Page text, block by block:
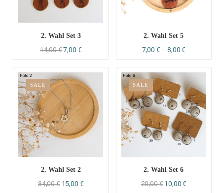
2. Wahl Set 3
14,00€7,00 €
2. Wahl Set 5
7,00 €–8,00€
SALE
2. Wahl Set 2
34,00€ 15,00 €
SALE
2. Wahl Set 6
20,00€ 10,00€